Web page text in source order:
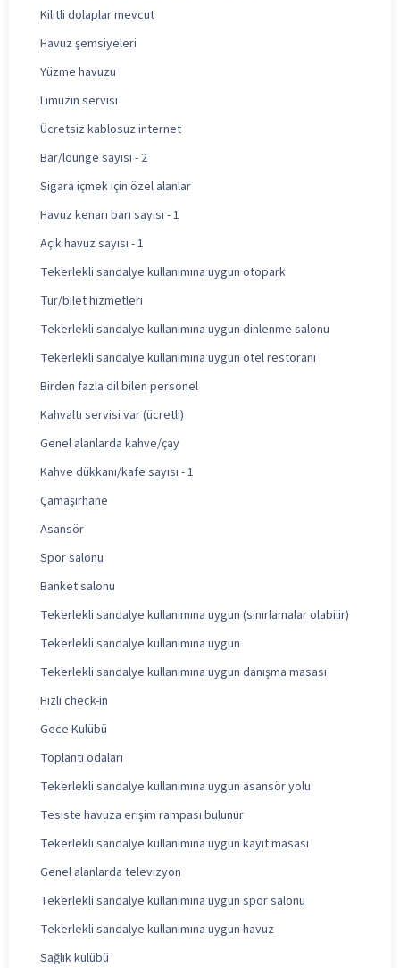
Kilitli dolaplar mevcut
Havuz şemsiyeleri
Yüzme havuzu
Limuzin servisi
Ücretsiz kablosuz internet
Bar/lounge sayısı - 2
Sigara içmek için özel alanlar
Havuz kenarı barı sayısı - 1
Açık havuz sayısı - 1
Tekerlekli sandalye kullanımına uygun otopark
Tur/bilet hizmetleri
Tekerlekli sandalye kullanımına uygun dinlenme salonu
Tekerlekli sandalye kullanımına uygun otel restoranı
Birden fazla dil bilen personel
Kahvaltı servisi var (ücretli)
Genel alanlarda kahve/çay
Kahve dükkanı/kafe sayısı - 1
Çamaşırhane
Asansör
Spor salonu
Banket salonu
Tekerlekli sandalye kullanımına uygun (sınırlamalar olabilir)
Tekerlekli sandalye kullanımına uygun
Tekerlekli sandalye kullanımına uygun danışma masası
Hızlı check-in
Gece Kulübü
Toplantı odaları
Tekerlekli sandalye kullanımına uygun asansör yolu
Tesiste havuza erişim rampası bulunur
Tekerlekli sandalye kullanımına uygun kayıt masası
Genel alanlarda televizyon
Tekerlekli sandalye kullanımına uygun spor salonu
Tekerlekli sandalye kullanımına uygun havuz
Sağlık kulübü